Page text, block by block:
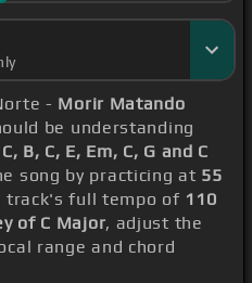
- Morir Matando
be understanding
B, C, E, Em, C, G and C
song by practicing at 55
track's full tempo of 110
of C Major, adjust the
range and chord